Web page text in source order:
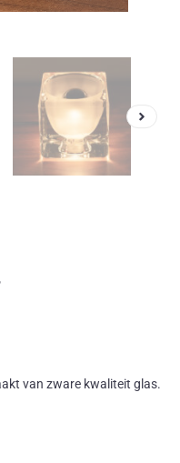
van zware kwaliteit glas.